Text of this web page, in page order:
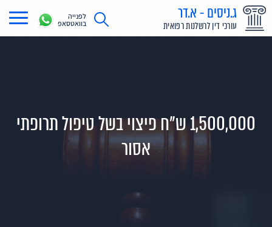
ג.ניסים - א.דר
עורכי דין לרשלנות רפואית
תביעות בתקשורת
לפנייה
בוואטסאפ
1,500,000 ש"ח פיצוי בשל טיפול תרופתי
אסור